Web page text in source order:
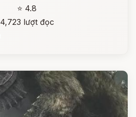
⭐ 4.8
4,723 lượt đọc